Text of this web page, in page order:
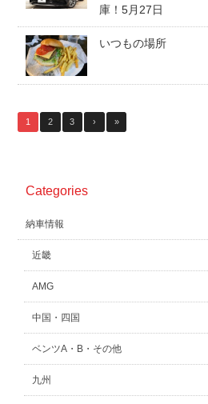
庫！5月27日
いつもの場所
1 2 3 › »
Categories
納車情報
近畿
AMG
中国・四国
ベンツA・B・その他
九州